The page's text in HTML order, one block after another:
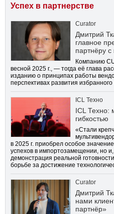
Успех в партнерстве
Curator
Дмитрий
главное
партнёру
Компанию
весной 2025 г., — тогда её глава
изданию о принципах работы
перспективах развития
ICL Техно
ICL Техно:
гибкостью
«Стали
в 2025 г. приобрел особое
успехов в импортозамещении, но
демонстрация реальной
борьбе за достижение
Curator
Дмитрий
нами
партнёр»